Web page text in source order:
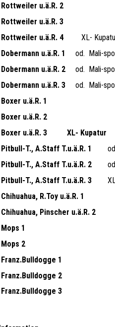
Rottweiler u.ä.R. 2
Rottweiler u.ä.R. 3
Rottweiler u.ä.R. 4
XL-
u.ä.R. 1
od. Mali-
Dobermann u.ä.R. 2
od. Mali-
Dobermann u.ä.R. 3
od. Mali-
u.ä.R. 1
Boxer u.ä.R. 2
Boxer u.ä.R. 3
XL- Kupatur
Pitbull-T., A.Staff T.u.ä.R. 1
Pitbull-T., A.Staff T.u.ä.R. 2
Pitbull-T., A.Staff T.u.ä.R. 3
R.Toy u.ä.R. 1
Chihuahua, Pinscher u.ä.R. 2
1
Mops 2
Franz.Bulldogge 1
Franz.Bulldogge 2
Franz.Bulldogge 3